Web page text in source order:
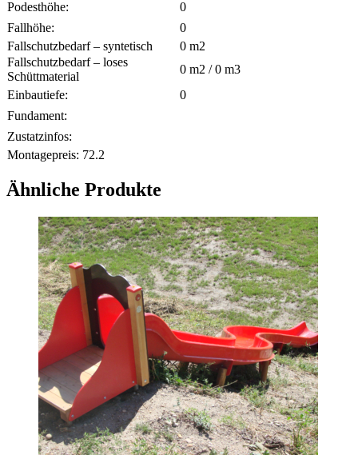
Podesthöhe:
0
Fallhöhe:
0
Fallschutzbedarf – syntetisch
0 m2
Fallschutzbedarf – loses
Schüttmaterial
0 m2 /0 m3
Einbautiefe:
0
Fundament:
Zustatzinfos:
Montagepreis: 72.2
Ähnliche Produkte